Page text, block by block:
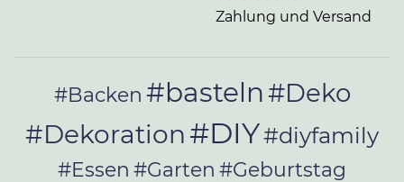
Zahlung und Versand
#Backen #basteln#Deko
#Dekoration #DIY#diyfamily
#Essen #Garten #Geburtstag